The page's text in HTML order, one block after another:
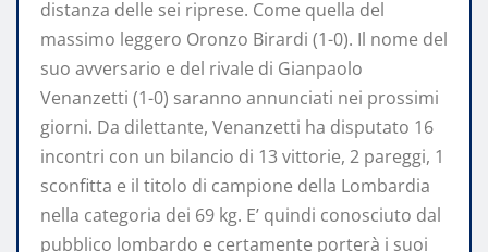
distanza delle sei riprese. Come quella del
massimo leggero Oronzo Birardi (1-0). Il nome del
suo avversario e del rivale di Gianpaolo
Venanzetti (1-0) saranno annunciati nei prossimi
giorni. Da dilettante, Venanzetti ha disputato 16
incontri con un bilancio di 13 vittorie, 2 pareggi, 1
sconfitta e il titolo di campione della Lombardia
nella categoria dei 69 kg. E’ quindi conosciuto dal
pubblico lombardo e certamente porterà i suoi